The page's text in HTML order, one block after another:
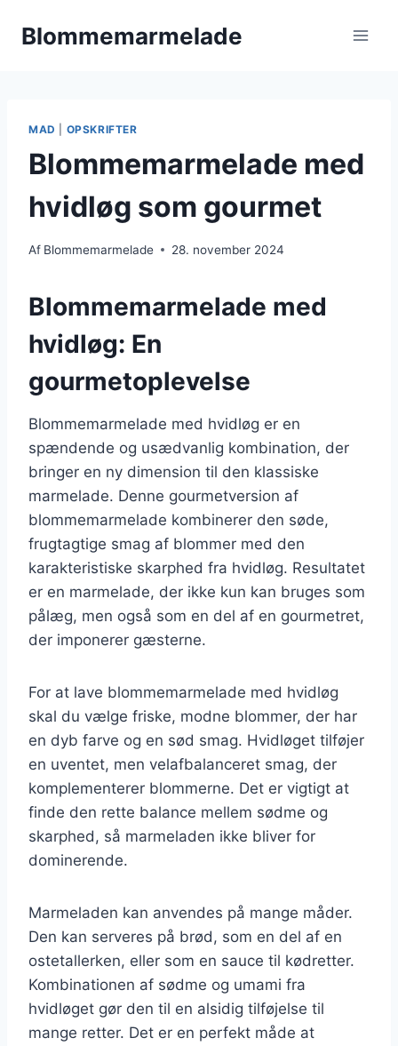
Blommemarmelade
MAD OPSKRIFTER
Blommemarmelade med
hvidløg som gourmet
Af Blommemarmelade 28. november 2024
Blommemarmelade med
hvidløg: En
gourmetoplevelse
Blommemarmelade med hvidløg er en
spændende og usædvanlig kombination, der
bringer en ny dimension til den klassiske
marmelade. Denne gourmetversion af
blommemarmelade kombinerer den søde,
frugtagtige smag af blommer med den
karakteristiske skarphed fra hvidløg. Resultatet
er en marmelade, der ikke kun kan bruges som
pålæg, men også som en del af en gourmetret,
der imponerer gæsterne.
For at lave blommemarmelade med hvidløg
skal du vælge friske, modne blommer, der har
en dyb farve og en sød smag. Hvidløget tilføjer
en uventet, men velafbalanceret smag, der
komplementerer blommerne. Det er vigtigt at
finde den rette balance mellem sødme og
skarphed, så marmeladen ikke bliver for
dominerende.
Marmeladen kan anvendes på mange måder.
Den kan serveres på brød, som en del af en
ostetallerken, eller som en sauce til kødretter.
Kombinationen af sødme og umami fra
hvidløget gør den til en alsidig tilføjelse til
mange retter. Det er en perfekt måde at